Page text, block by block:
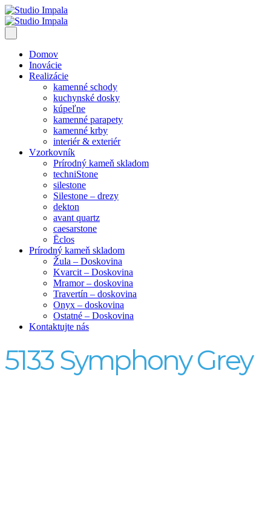
Domov
Inovácie
Realizácie
kamenné schody
kuchynské dosky
kúpeľne
kamenné parapety
kamenné krby
interiér & exteriér
Vzorkovník
Prírodný kameň skladom
techniStone
silestone
Silestone – drezy
dekton
avant quartz
caesarstone
Ēclos
Prírodný kameň skladom
Žula – Doskovina
Kvarcit – Doskovina
Mramor – doskovina
Travertín – doskovina
Onyx – doskovina
Ostatné – Doskovina
Kontaktujte nás
5133 Symphony Grey